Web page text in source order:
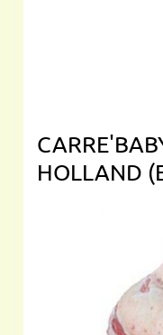
HOLLAND